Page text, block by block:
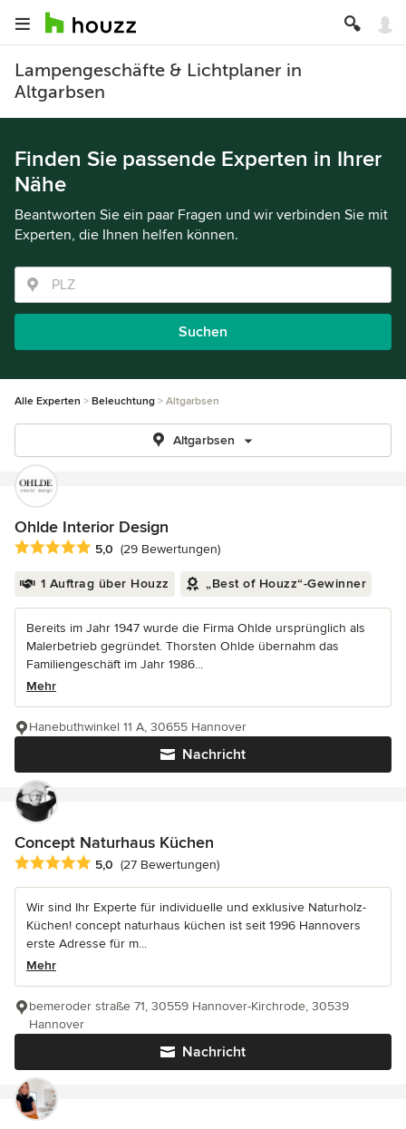
Lampengeschäfte & Lichtplaner in
Altgarbsen
Finden Sie passende Experten in Ihrer
Nähe
Beantworten Sie ein paar Fragen und wir verbinden Sie mit
Experten, die Ihnen helfen können.
Suchen
Alle Experten Beleuchtung Altgarbsen
Altgarbsen
Ohlde Interior Design
Durchschnittliche Bewertung: 5 von 5 Sternen
5,0 (29 Bewertungen)
1 Auftrag über Houzz „Best of Houzz“-Gewinner
Bereits im Jahr 1947 wurde die Firma Ohlde ursprünglich als
Malerbetrieb gegründet. Thorsten Ohlde übernahm das
Familiengeschäft im Jahr 1986...
Mehr
Nachricht
Hanebuthwinkel 11 A, 30655 Hannover
Concept Naturhaus Küchen
Durchschnittliche Bewertung: 5 von 5 Sternen
5,0 (27 Bewertungen)
Wir sind Ihr Experte für individuelle und exklusive Naturholz-
Küchen! concept naturhaus küchen ist seit 1996 Hannovers
erste Adresse für m...
Mehr
Nachricht
bemeroder straße 71, 30559 Hannover-Kirchrode, 30539
Hannover